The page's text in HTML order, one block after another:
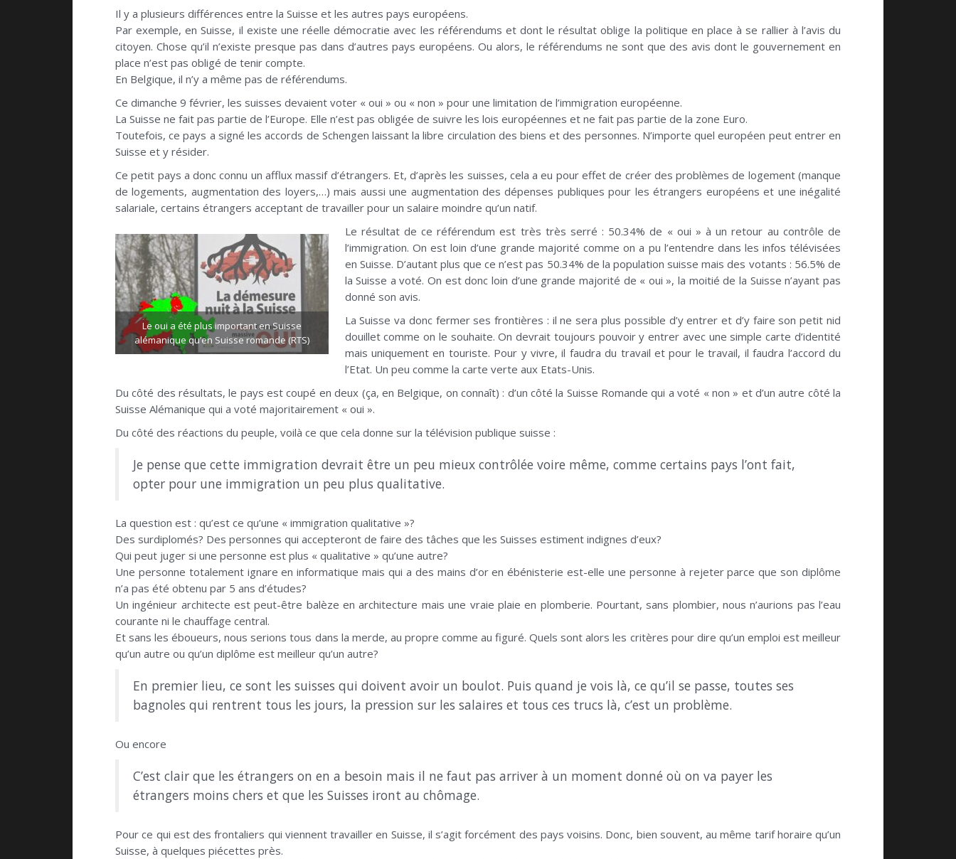
Il y a plusieurs différences entre la Suisse et les autres pays européens.
Par exemple, en Suisse, il existe une réelle démocratie avec les référendums et dont le résultat oblige la politique en place à se rallier à l’avis du
citoyen. Chose qu’il n’existe presque pas dans d’autres pays européens. Ou alors, le référendums ne sont que des avis dont le gouvernement en
place n’est pas obligé de tenir compte.
En Belgique, il n’y a même pas de référendums.
Ce dimanche 9 février, les suisses devaient voter « oui » ou « non » pour une limitation de l’immigration européenne.
La Suisse ne fait pas partie de l’Europe. Elle n’est pas obligée de suivre les lois européennes et ne fait pas partie de la zone Euro.
Toutefois, ce pays a signé les accords de Schengen laissant la libre circulation des biens et des personnes. N’importe quel européen peut entrer en
Suisse et y résider.
Ce petit pays a donc connu un afflux massif d’étrangers. Et, d’après les suisses, cela a eu pour effet de créer des problèmes de logement (manque
de logements, augmentation des loyers,…) mais aussi une augmentation des dépenses publiques pour les étrangers européens et une inégalité
salariale, certains étrangers acceptant de travailler pour un salaire moindre qu’un natif.
Le oui a été plus important en Suisse
alémanique qu’en Suisse romande (RTS)
Le résultat de ce référendum est très très serré : 50.34% de « oui » à un retour au contrôle de
l’immigration. On est loin d’une grande majorité comme on a pu l’entendre dans les infos télévisées
en Suisse. D’autant plus que ce n’est pas 50.34% de la population suisse mais des votants : 56.5% de
la Suisse a voté. On est donc loin d’une grande majorité de « oui », la moitié de la Suisse n’ayant pas
donné son avis.
La Suisse va donc fermer ses frontières : il ne sera plus possible d’y entrer et d’y faire son petit nid
douillet comme on le souhaite. On devrait toujours pouvoir y entrer avec une simple carte d’identité
mais uniquement en touriste. Pour y vivre, il faudra du travail et pour le travail, il faudra l’accord du
l’Etat. Un peu comme la carte verte aux Etats-Unis.
Du côté des résultats, le pays est coupé en deux (ça, en Belgique, on connaît) : d’un côté la Suisse Romande qui a voté « non » et d’un autre côté la
Suisse Alémanique qui a voté majoritairement « oui ».
Du côté des réactions du peuple, voilà ce que cela donne sur la télévision publique suisse :
Je pense que cette immigration devrait être un peu mieux contrôlée voire même, comme certains pays l’ont fait,
opter pour une immigration un peu plus qualitative.
La question est : qu’est ce qu’une « immigration qualitative »?
Des surdiplomés? Des personnes qui accepteront de faire des tâches que les Suisses estiment indignes d’eux?
Qui peut juger si une personne est plus « qualitative » qu’une autre?
Une personne totalement ignare en informatique mais qui a des mains d’or en ébénisterie est-elle une personne à rejeter parce que son diplôme
n’a pas été obtenu par 5 ans d’études?
Un ingénieur architecte est peut-être balèze en architecture mais une vraie plaie en plomberie. Pourtant, sans plombier, nous n’aurions pas l’eau
courante ni le chauffage central.
Et sans les éboueurs, nous serions tous dans la merde, au propre comme au figuré. Quels sont alors les critères pour dire qu’un emploi est meilleur
qu’un autre ou qu’un diplôme est meilleur qu’un autre?
En premier lieu, ce sont les suisses qui doivent avoir un boulot. Puis quand je vois là, ce qu’il se passe, toutes ses
bagnoles qui rentrent tous les jours, la pression sur les salaires et tous ces trucs là, c’est un problème.
Ou encore
C’est clair que les étrangers on en a besoin mais il ne faut pas arriver à un moment donné où on va payer les
étrangers moins chers et que les Suisses iront au chômage.
Pour ce qui est des frontaliers qui viennent travailler en Suisse, il s’agit forcément des pays voisins. Donc, bien souvent, au même tarif horaire qu’un
Suisse, à quelques piécettes près.